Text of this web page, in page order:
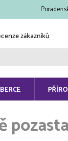
zákazníků